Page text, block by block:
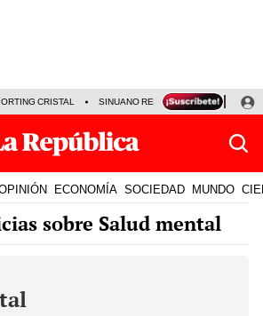
CRISTAL SINUANO RESULTADOS HOY
ECONOMÍA SOCIEDAD MUNDO
sobre Salud mental